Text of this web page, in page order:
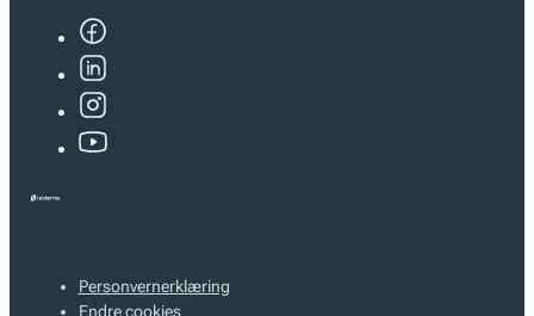
Personvernerklæring
Endre cookies